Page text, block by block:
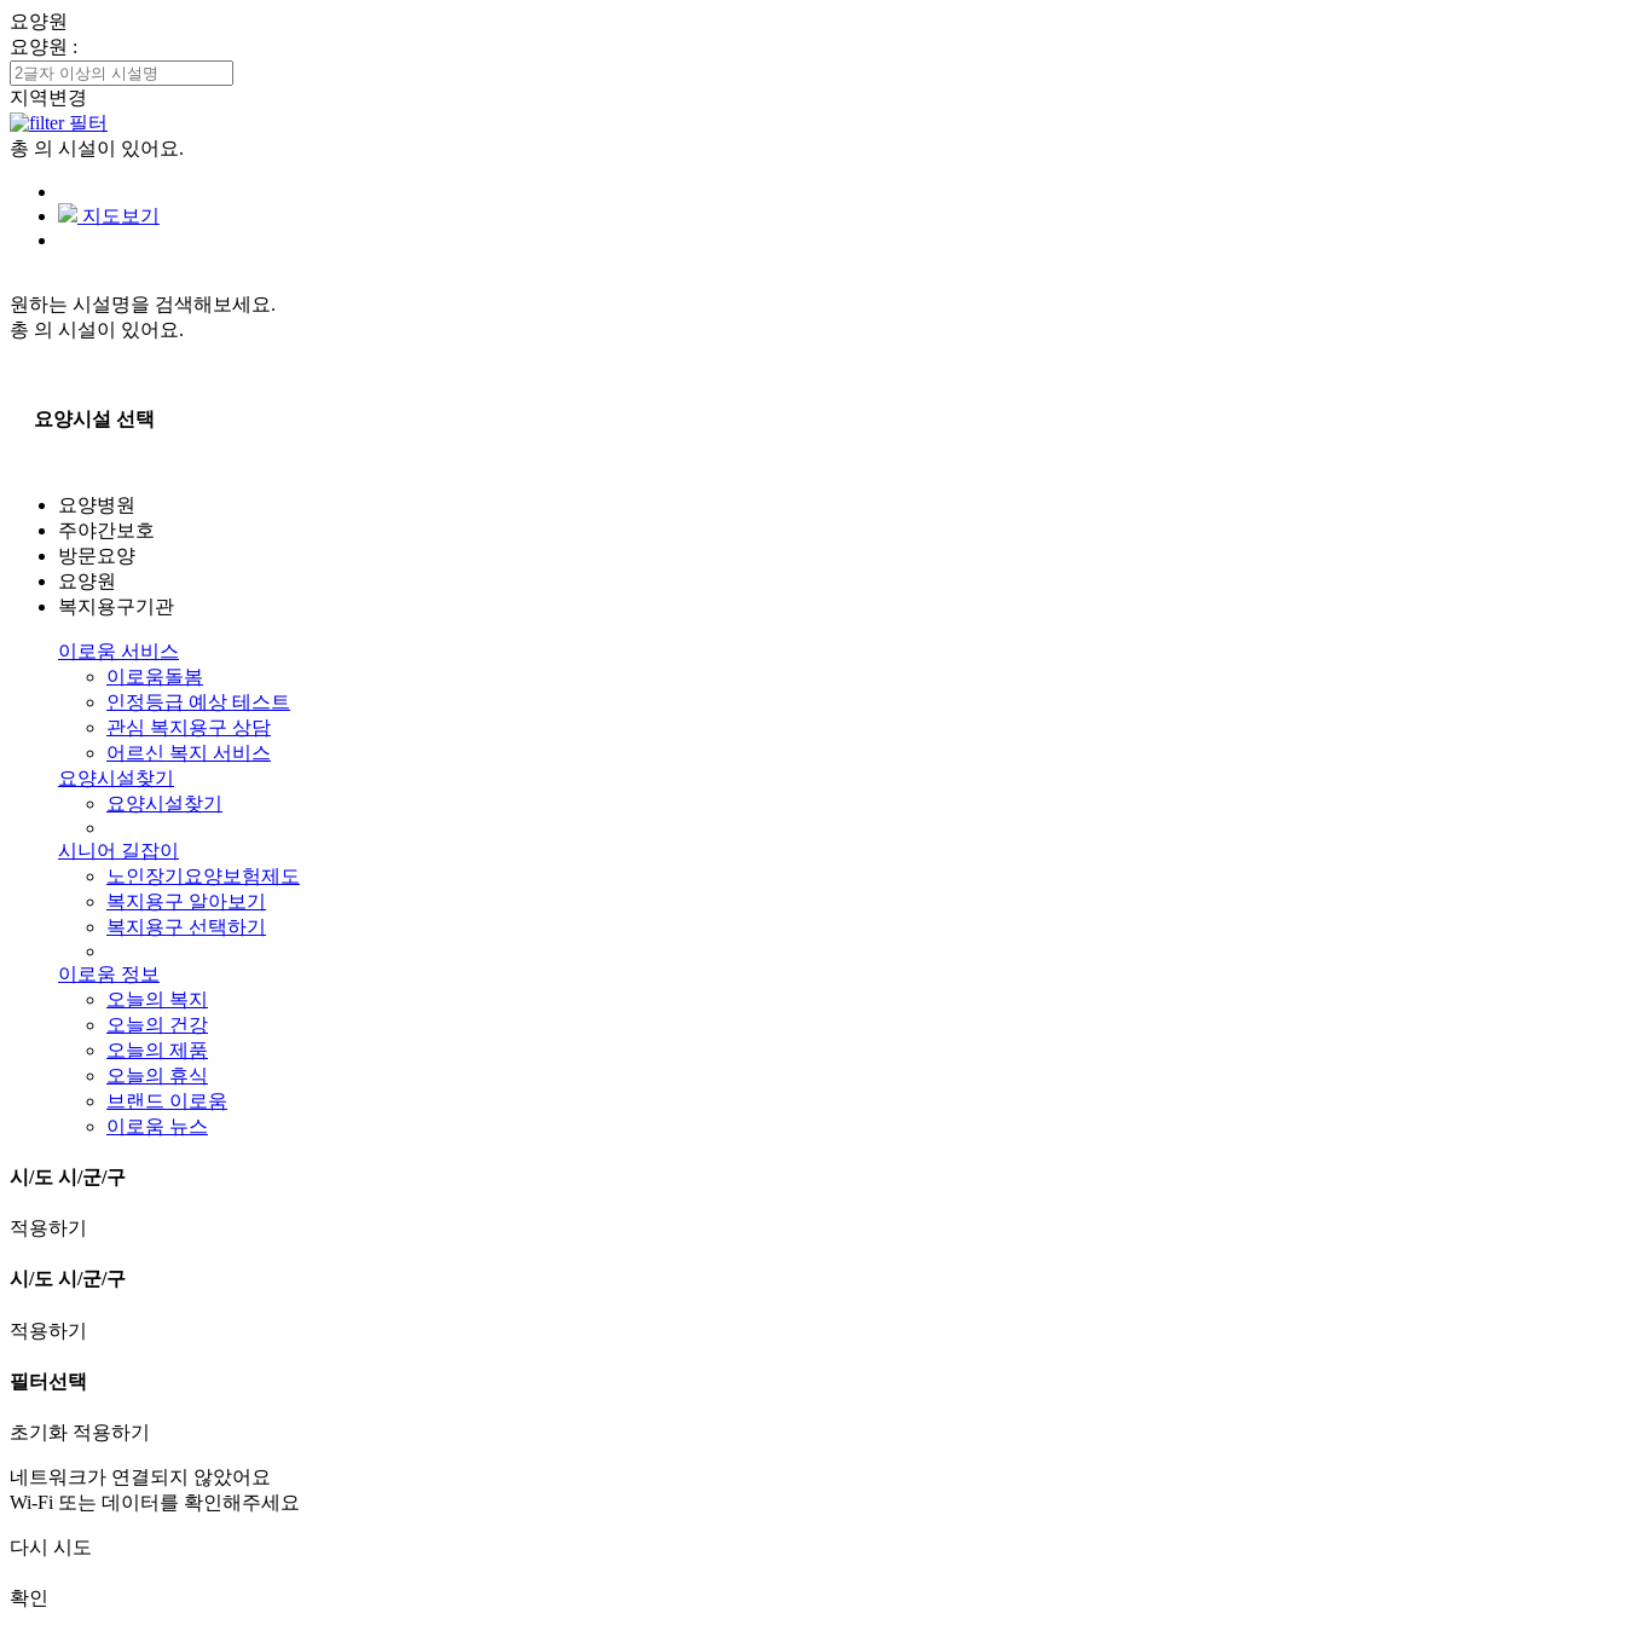
요양원
요양원 :
지역변경
필터
총 의 시설이 있어요.
지도보기
원하는 시설명을 검색해보세요.
총 의 시설이 있어요.
요양시설 선택
요양병원
주야간보호
방문요양
요양원
복지용구기관
이로움 서비스
이로움돌봄
인정등급 예상 테스트
관심 복지용구 상담
어르신 복지 서비스
요양시설찾기
요양시설찾기
시니어 길잡이
노인장기요양보험제도
복지용구 알아보기
복지용구 선택하기
이로움 정보
오늘의 복지
오늘의 건강
오늘의 제품
오늘의 휴식
브랜드 이로움
이로움 뉴스
시/도 시/군/구
적용하기
시/도 시/군/구
적용하기
필터선택
초기화 적용하기
네트워크가 연결되지 않았어요
Wi-Fi 또는 데이터를 확인해주세요
다시 시도
확인